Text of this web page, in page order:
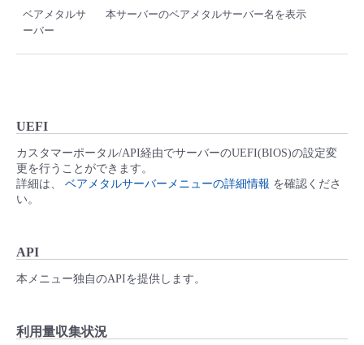
ベアメタルサ
ーバー
本サーバーのベアメタルサーバー名を表示
UEFI
カスタマーポータル/API経由でサーバーのUEFI(BIOS)の設定変
更を行うことができます。
詳細は、 ベアメタルサーバーメニューの詳細情報 を確認くださ
い。
API
本メニュー独自のAPIを提供します。
利用量収集状況